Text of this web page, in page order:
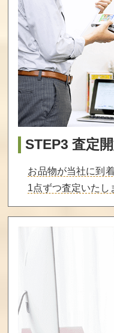
STEP3 査定
お品物が当社に到
1点ずつ査定いたし